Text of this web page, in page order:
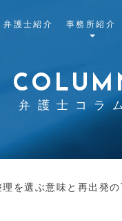
弁護士紹介 事務所紹介
弁護士コラ
を選ぶ意味と再出発の